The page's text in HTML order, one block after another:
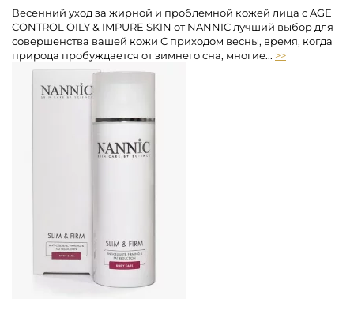
Весенний уход за жирной и проблемной кожей лица с AGE
CONTROL OILY & IMPURE SKIN от NANNIC лучший выбор для
совершенства вашей кожи С приходом весны, время, когда
природа пробуждается от зимнего сна, многие... >>